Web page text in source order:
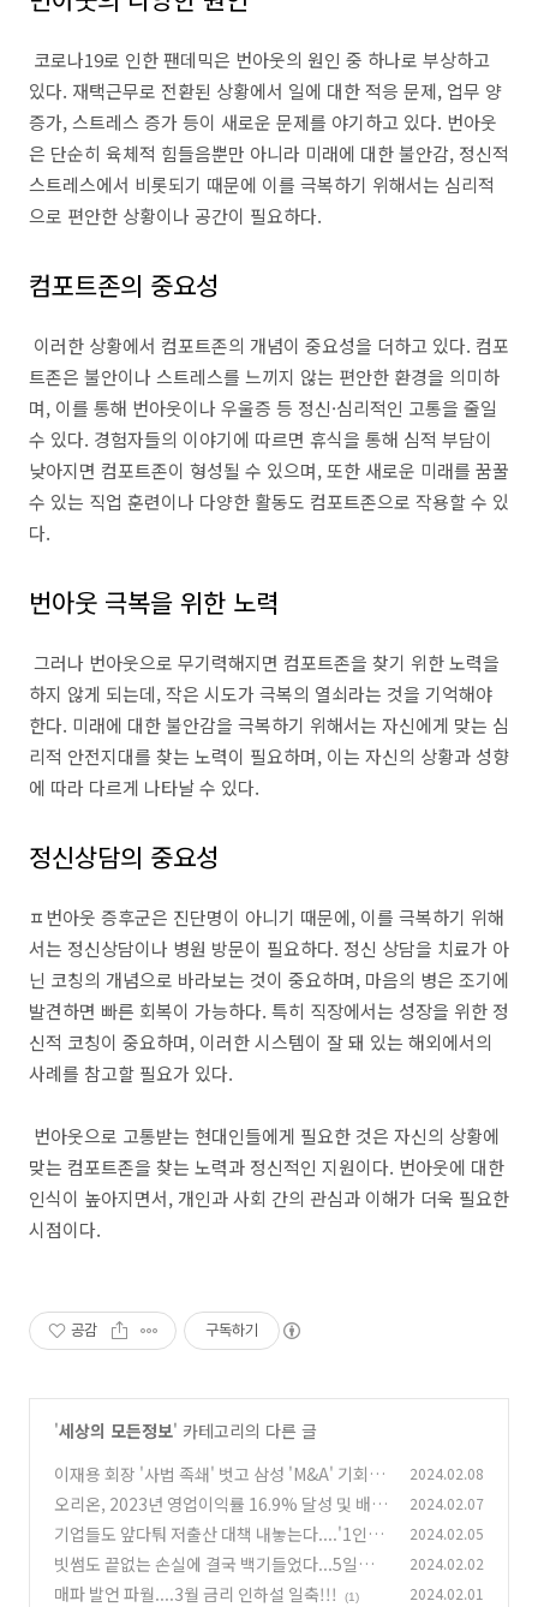
코로나19로 인한 팬데믹은 번아웃의 원인 중 하나로 부상하고
있다. 재택근무로 전환된 상황에서 일에 대한 적응 문제, 업무 양
증가, 스트레스 증가 등이 새로운 문제를 야기하고 있다. 번아웃
은 단순히 육체적 힘들음뿐만 아니라 미래에 대한 불안감, 정신적
스트레스에서 비롯되기 때문에 이를 극복하기 위해서는 심리적
으로 편안한 상황이나 공간이 필요하다.
컴포트존의 중요성
이러한 상황에서 컴포트존의 개념이 중요성을 더하고 있다. 컴포
트존은 불안이나 스트레스를 느끼지 않는 편안한 환경을 의미하
며, 이를 통해 번아웃이나 우울증 등 정신·심리적인 고통을 줄일
수 있다. 경험자들의 이야기에 따르면 휴식을 통해 심적 부담이
낮아지면 컴포트존이 형성될 수 있으며, 또한 새로운 미래를 꿈꿀
수 있는 직업 훈련이나 다양한 활동도 컴포트존으로 작용할 수 있
다.
번아웃 극복을 위한 노력
그러나 번아웃으로 무기력해지면 컴포트존을 찾기 위한 노력을
하지 않게 되는데, 작은 시도가 극복의 열쇠라는 것을 기억해야
한다. 미래에 대한 불안감을 극복하기 위해서는 자신에게 맞는 심
리적 안전지대를 찾는 노력이 필요하며, 이는 자신의 상황과 성향
에 따라 다르게 나타날 수 있다.
정신상담의 중요성
ㅍ번아웃 증후군은 진단명이 아니기 때문에, 이를 극복하기 위해
서는 정신상담이나 병원 방문이 필요하다. 정신 상담을 치료가 아
닌 코칭의 개념으로 바라보는 것이 중요하며, 마음의 병은 조기에
발견하면 빠른 회복이 가능하다. 특히 직장에서는 성장을 위한 정
신적 코칭이 중요하며, 이러한 시스템이 잘 돼 있는 해외에서의
사례를 참고할 필요가 있다.
번아웃으로 고통받는 현대인들에게 필요한 것은 자신의 상황에
맞는 컴포트존을 찾는 노력과 정신적인 지원이다. 번아웃에 대한
인식이 높아지면서, 개인과 사회 간의 관심과 이해가 더욱 필요한
시점이다.
공감 구독하기
'세상의 모든정보' 카테고리의 다른 글
이재용 회장 '사법 족쇄' 벗고 삼성 'M&A' 기회 모
색중!
(0)
2024.02.08
오리온, 2023년 영업이익률 16.9% 달성 및 배당
금 증액 발표
(0)
2024.02.07
기업들도 앞다퉈 저출산 대책 내놓는다....'1인당
1억원 지급' 파격 장려책 어디?
(0)
2024.02.05
빗썸도 끝없는 손실에 결국 백기들었다...5일부
터 다시 0.04 수수료 받기로
(0)
2024.02.02
매파 발언 파월....3월 금리 인하설 일축!!! (1) 2024.02.01